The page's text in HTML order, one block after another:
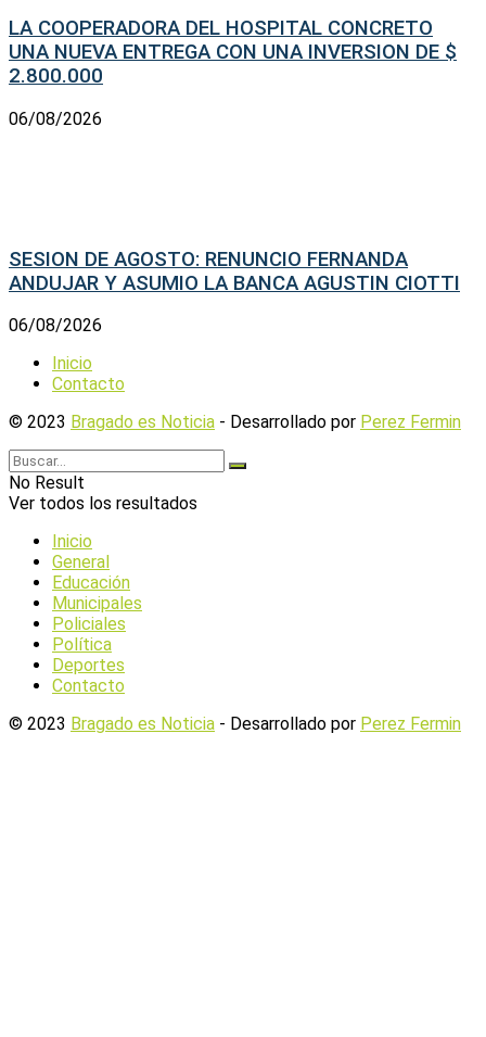
LA COOPERADORA DEL HOSPITAL CONCRETO
UNA NUEVA ENTREGA CON UNA INVERSION DE $
2.800.000
06/08/2026
SESION DE AGOSTO: RENUNCIO FERNANDA
ANDUJAR Y ASUMIO LA BANCA AGUSTIN CIOTTI
06/08/2026
Inicio
Contacto
© 2023 Bragado es Noticia - Desarrollado por Perez Fermin
No Result
Ver todos los resultados
Inicio
General
Educación
Municipales
Policiales
Política
Deportes
Contacto
© 2023 Bragado es Noticia - Desarrollado por Perez Fermin